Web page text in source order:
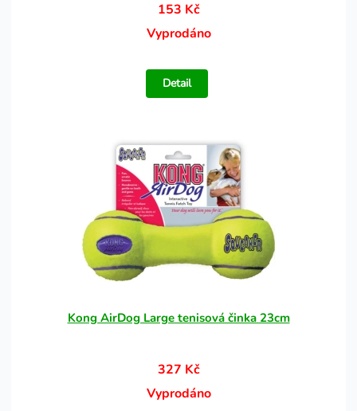
153 Kč
Vyprodáno
Detail
Kong AirDog Large tenisová činka 23cm
327 Kč
Vyprodáno